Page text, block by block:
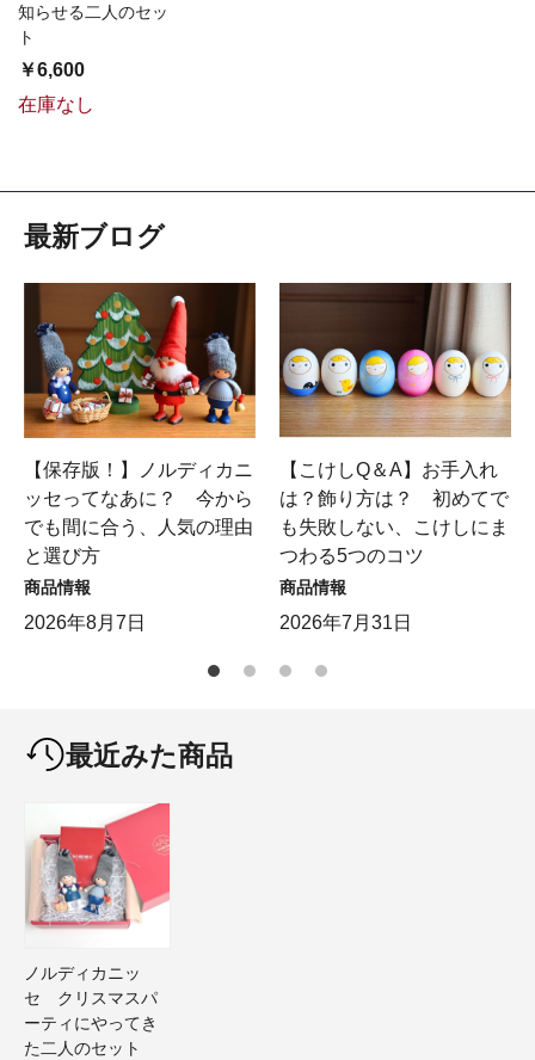
知らせる二人のセッ
ト
￥6,600
在庫なし
最新ブログ
【保存版！】ノルディカニ
ッセってなあに？ 今から
でも間に合う、人気の理由
と選び方
商品情報
2026年8月7日
【こけしQ＆A】お手入れ
は？飾り方は？ 初めてで
も失敗しない、こけしにま
つわる5つのコツ
商品情報
2026年7月31日
最近みた商品
ノルディカニッ
セ クリスマスパ
ーティにやってき
た二人のセット